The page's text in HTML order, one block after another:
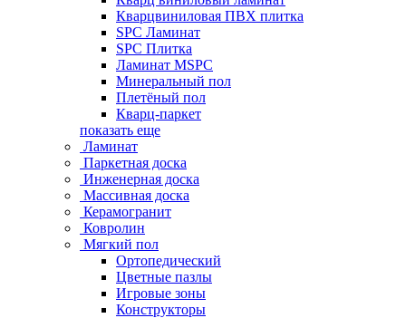
Кварцвиниловая ПВХ плитка
SPC Ламинат
SPC Плитка
Ламинат MSPC
Минеральный пол
Плетёный пол
Кварц-паркет
показать еще
Ламинат
Паркетная доска
Инженерная доска
Массивная доска
Керамогранит
Ковролин
Мягкий пол
Ортопедический
Цветные пазлы
Игровые зоны
Конструкторы